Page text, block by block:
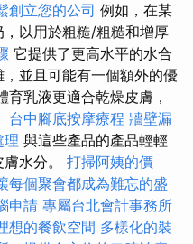
創立您的公司 例如，在某
以用於粗糙/粗糙和增厚
它提供了更高水平的水合
並且可能有一個額外的優
乳液更適合乾燥皮膚，
台中腳底按摩療程 牆壁漏
理 與這些產品的產品輕輕
水分。 打掃阿姨的價
每個聚會都成為難忘的盛
申請 專屬台北會計事務所
想的餐飲空間 多樣化的裝